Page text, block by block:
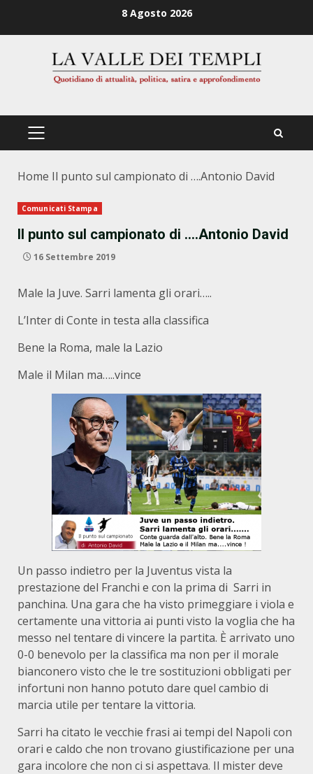
8 Agosto 2026
PRIMÄRES
Home Il punto sul campionato di ….Antonio David
Comunicati Stampa
Il punto sul campionato di ….Antonio David
16 Settembre 2019
Male la Juve. Sarri lamenta gli orari…..
L’Inter di Conte in testa alla classifica
Bene la Roma, male la Lazio
Male il Milan ma…..vince
Un passo indietro per la Juventus vista la
prestazione del Franchi e con la prima di Sarri in
panchina. Una gara che ha visto primeggiare i viola e
certamente una vittoria ai punti visto la voglia che ha
messo nel tentare di vincere la partita. È arrivato uno
0-0 benevolo per la classifica ma non per il morale
bianconero visto che le tre sostituzioni obbligati per
infortuni non hanno potuto dare quel cambio di
marcia utile per tentare la vittoria.
Sarri ha citato le vecchie frasi ai tempi del Napoli con
orari e caldo che non trovano giustificazione per una
gara incolore che non ci si aspettava. Il mister deve